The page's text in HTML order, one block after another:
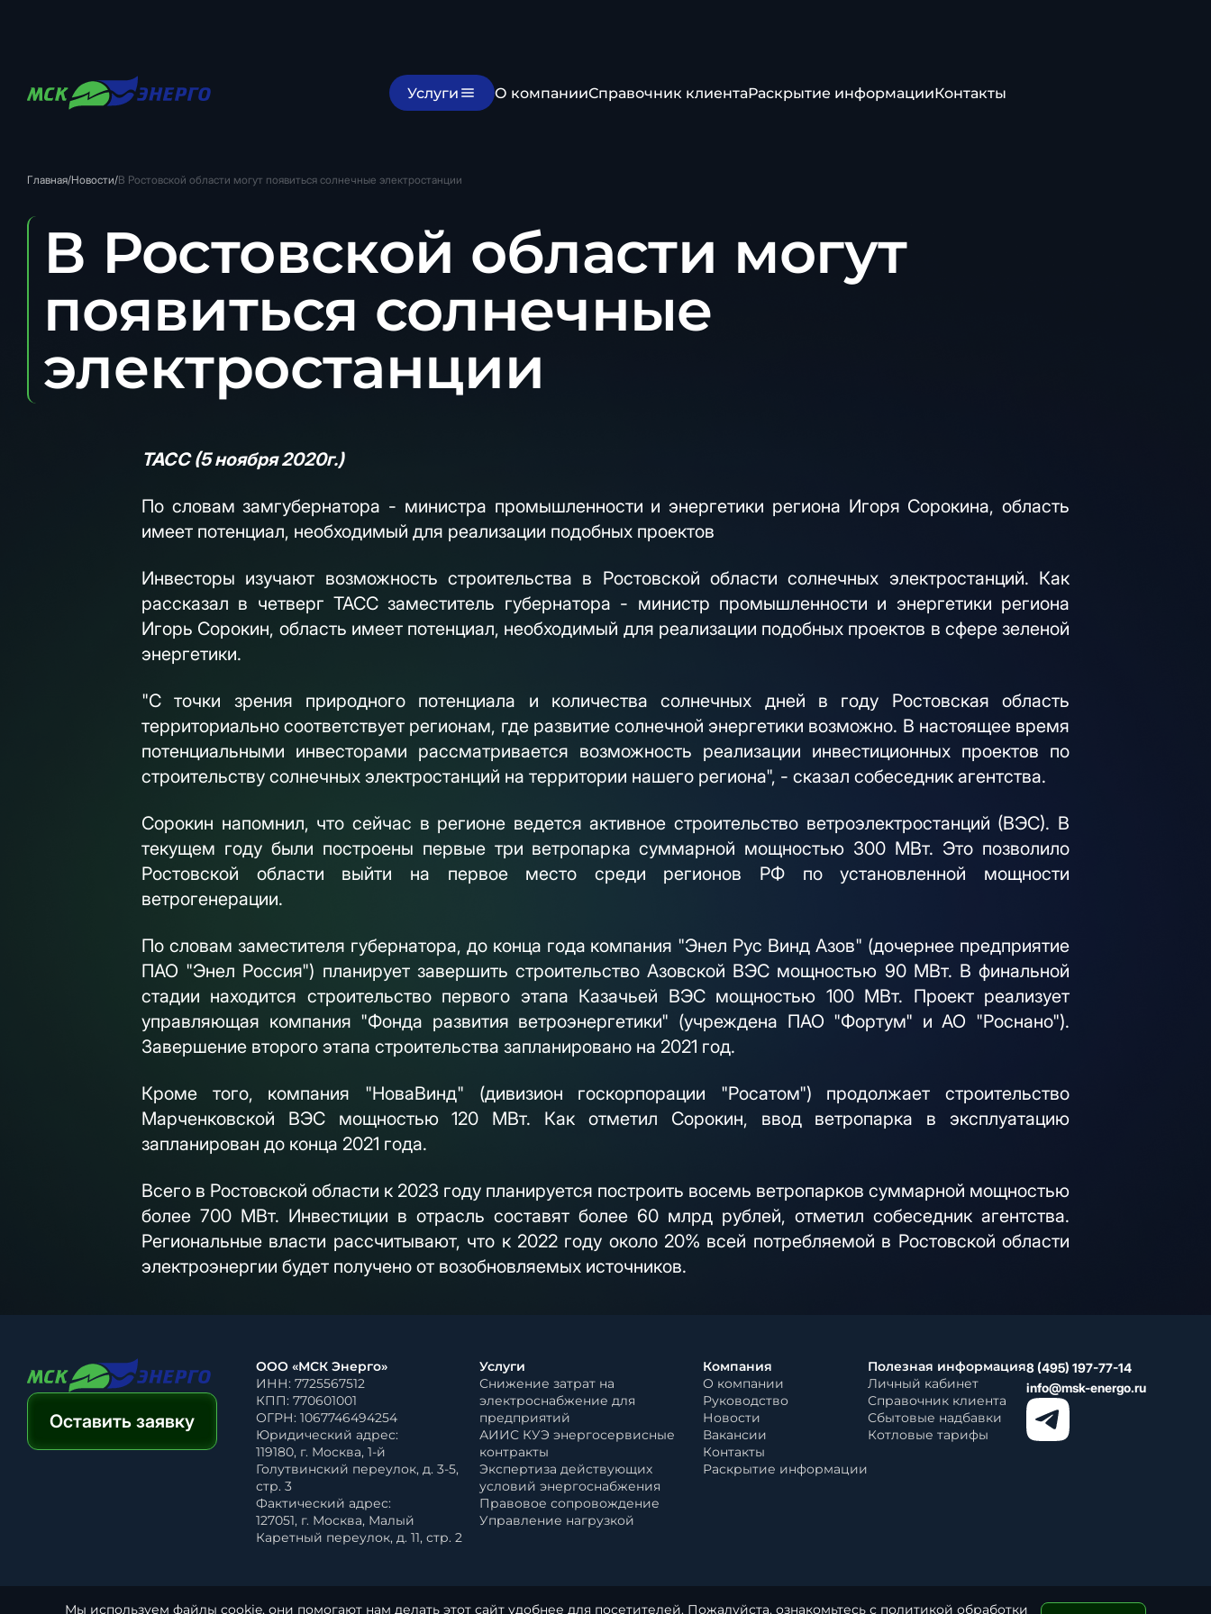
Услуги О компанииСправочник клиентаРаскрытие информацииКонтакты
Главная/Новости/В Ростовской области могут появиться солнечные электростанции
В Ростовской области могут
появиться солнечные
электростанции
ТАСС (5 ноября 2020г.)
По словам замгубернатора - министра промышленности и энергетики региона Игоря Сорокина, область
имеет потенциал, необходимый для реализации подобных проектов
Инвесторы изучают возможность строительства в Ростовской области солнечных электростанций. Как
рассказал в четверг ТАСС заместитель губернатора - министр промышленности и энергетики региона
Игорь Сорокин, область имеет потенциал, необходимый для реализации подобных проектов в сфере зеленой
энергетики.
"С точки зрения природного потенциала и количества солнечных дней в году Ростовская область
территориально соответствует регионам, где развитие солнечной энергетики возможно. В настоящее время
потенциальными инвесторами рассматривается возможность реализации инвестиционных проектов по
строительству солнечных электростанций на территории нашего региона", - сказал собеседник агентства.
Сорокин напомнил, что сейчас в регионе ведется активное строительство ветроэлектростанций (ВЭС). В
текущем году были построены первые три ветропарка суммарной мощностью 300 МВт. Это позволило
Ростовской области выйти на первое место среди регионов РФ по установленной мощности
ветрогенерации.
По словам заместителя губернатора, до конца года компания "Энел Рус Винд Азов" (дочернее предприятие
ПАО "Энел Россия") планирует завершить строительство Азовской ВЭС мощностью 90 МВт. В финальной
стадии находится строительство первого этапа Казачьей ВЭС мощностью 100 МВт. Проект реализует
управляющая компания "Фонда развития ветроэнергетики" (учреждена ПАО "Фортум" и АО "Роснано").
Завершение второго этапа строительства запланировано на 2021 год.
Кроме того, компания "НоваВинд" (дивизион госкорпорации "Росатом") продолжает строительство
Марченковской ВЭС мощностью 120 МВт. Как отметил Сорокин, ввод ветропарка в эксплуатацию
запланирован до конца 2021 года.
Всего в Ростовской области к 2023 году планируется построить восемь ветропарков суммарной мощностью
более 700 МВт. Инвестиции в отрасль составят более 60 млрд рублей, отметил собеседник агентства.
Региональные власти рассчитывают, что к 2022 году около 20% всей потребляемой в Ростовской области
электроэнергии будет получено от возобновляемых источников.
Мы используем файлы cookie, они помогают нам делать этот сайт удобнее для посетителей. Пожалуйста, ознакомьтесь с политикой обработки
Оставить заявку
ООО «МСК Энерго»
ИНН: 7725567512
КПП: 770601001
ОГРН: 1067746494254
Юридический адрес:
119180, г. Москва, 1-й
Голутвинский переулок, д. 3-5,
стр. 3
Фактический адрес:
127051, г. Москва, Малый
Каретный переулок, д. 11, стр. 2
Услуги
Снижение затрат на
электроснабжение для
предприятий
АИИС КУЭ энергосервисные
контракты
Экспертиза действующих
условий энергоснабжения
Правовое сопровождение
Управление нагрузкой
Компания
О компании
Руководство
Новости
Вакансии
Контакты
Раскрытие информации
Полезная информация
Личный кабинет
Справочник клиента
Сбытовые надбавки
Котловые тарифы
8 (495) 197-77-14
info@msk-energo.ru